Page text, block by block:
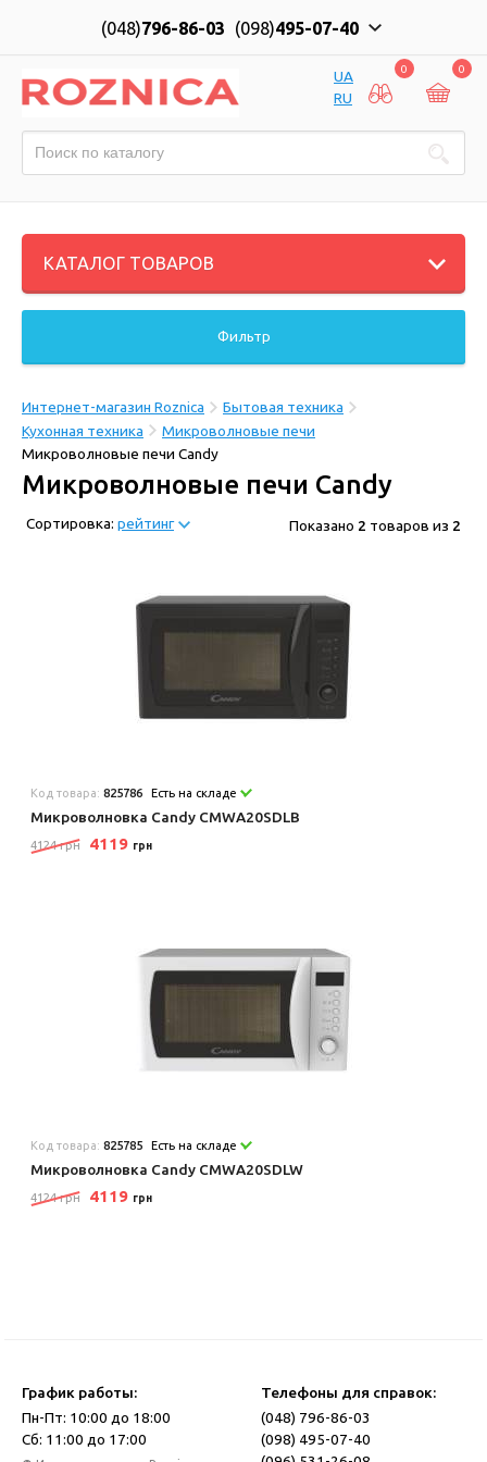
(048)796-86-03 (098)495-07-40
UA
RU
0 0
КАТАЛОГ ТОВАРОВ
Фильтр
Интернет-магазин Roznica
Бытовая техника
Кухонная техника
Микроволновые печи
Микроволновые печи Candy
Микроволновые печи Candy
Сортировка: рейтинг Показано 2 товаров из 2
Код товара:825786 Есть на складе
Микроволновка Candy CMWA20SDLB
4124 грн 4119 грн
Код товара:825785 Есть на складе
Микроволновка Candy CMWA20SDLW
4124 грн 4119 грн
График работы:
Пн-Пт: 10:00 до 18:00
Сб: 11:00 до 17:00
Телефоны для справок:
(048) 796-86-03
(098) 495-07-40